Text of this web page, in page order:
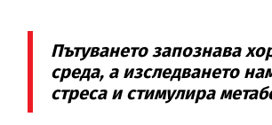
Пътуването запознава
среда, а изследването
стреса и стимулира